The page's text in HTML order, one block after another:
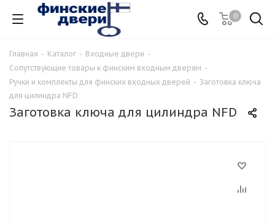
0
Главная - Каталог - Входные двери -
Сопутствующие товары к финским входным дверям -
Ручки и комплекты для финских входных дверей - Заготовка ключа
для цилиндра NFD
Заготовка ключа для цилиндра NFD